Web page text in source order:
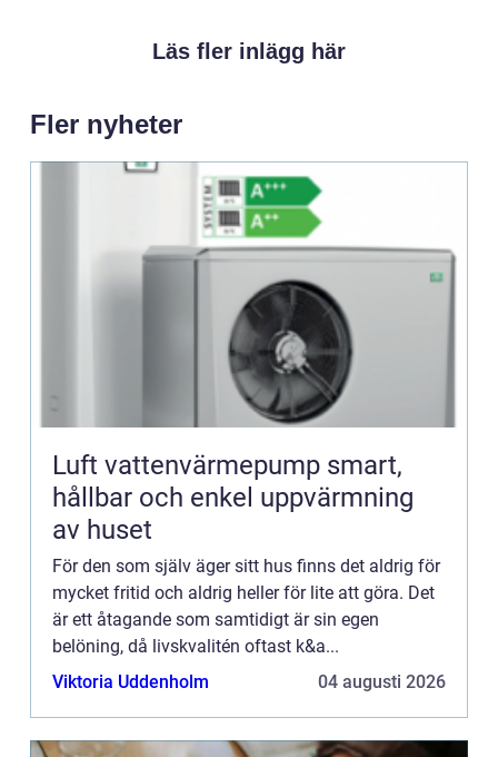
Läs fler inlägg här
Fler nyheter
Luft vattenvärmepump smart,
hållbar och enkel uppvärmning
av huset
För den som själv äger sitt hus finns det aldrig för
mycket fritid och aldrig heller för lite att göra. Det
är ett åtagande som samtidigt är sin egen
belöning, då livskvalitén oftast k&a...
Viktoria Uddenholm
04 augusti 2026